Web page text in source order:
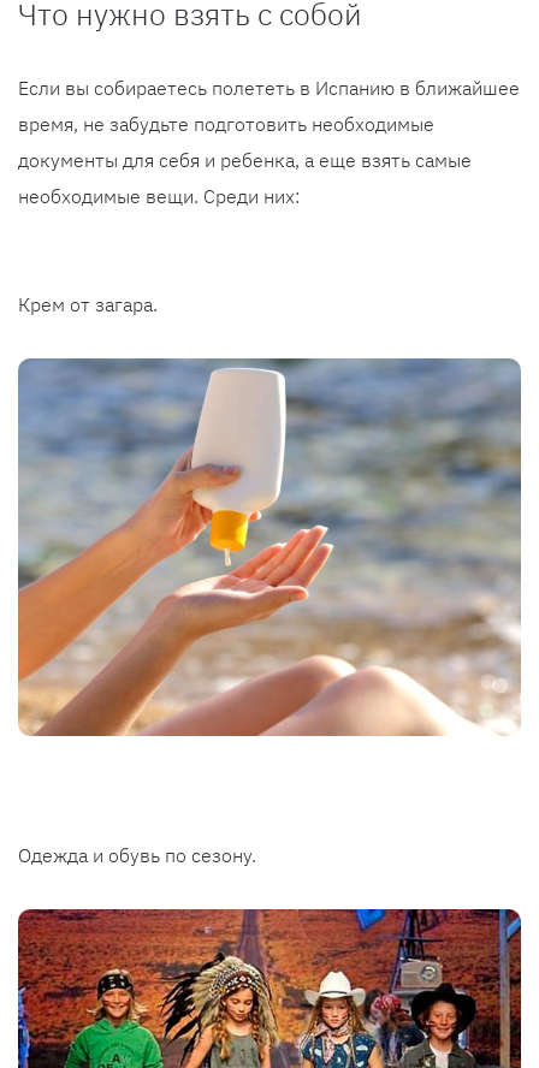
Что нужно взять с собой
Если вы собираетесь полететь в Испанию в ближайшее
время, не забудьте подготовить необходимые
документы для себя и ребенка, а еще взять самые
необходимые вещи. Среди них:
Крем от загара.
Одежда и обувь по сезону.